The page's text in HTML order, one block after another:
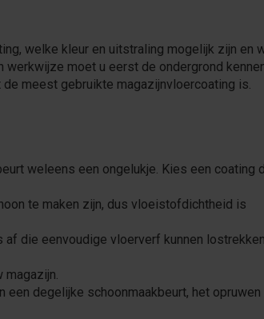
welke kleur en uitstraling mogelijk zijn en
moet u eerst de ondergrond
meest gebruikte magazijnvloercoating is.
weleens een ongelukje. Kies een coating
te maken zijn, dus vloeistofdichtheid is
die eenvoudige vloerverf kunnen
magazijn.
een degelijke schoonmaakbeurt, het